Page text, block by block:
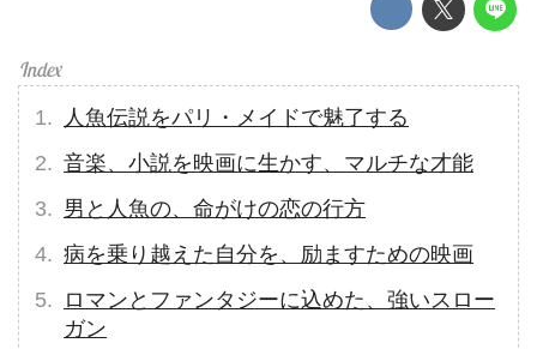
人魚伝説をパリ・メイドで魅了する
音楽、小説を映画に生かす、マルチな才能
男と人魚の、命がけの恋の行方
病を乗り越えた自分を、励ますための映画
ロマンとファンタジーに込めた、強いスロー
ガン